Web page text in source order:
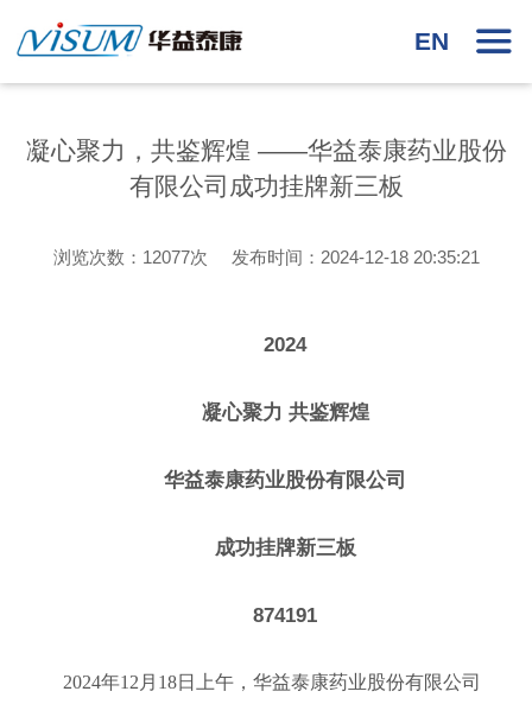
EN
凝心聚力，共鉴辉煌 ——华益泰康药业股份
有限公司成功挂牌新三板
浏览次数：12077次 发布时间：2024-12-18 20:35:21
2024
凝心聚力 共鉴辉煌
华益泰康药业股份有限公司
成功挂牌新三板
874191
2024年12月18日上午，华益泰康药业股份有限公司